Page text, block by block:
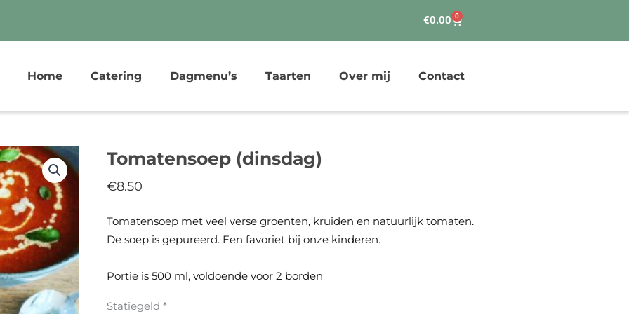
€0.00 0
Winkelwagen
Home Catering Dagmenu’s Taarten Over mij Contact
Tomatensoep (dinsdag)
€8.50
Tomatensoep met veel verse groenten, kruiden en natuurlijk tomaten.
De soep is gepureerd. Een favoriet bij onze kinderen.
Portie is 500 ml, voldoende voor 2 borden
Statiegeld *